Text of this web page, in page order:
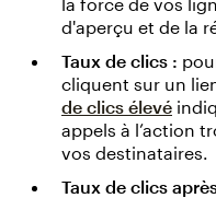
d'aperçu et de la
Taux de clics :
cliquent sur un
de clics élevé
appels à l’action
vos destinataires.
Taux de clics